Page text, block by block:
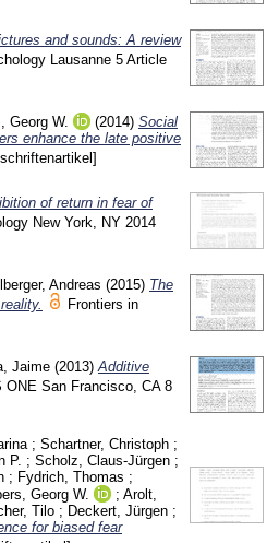
and sounds: A review
Lausanne 5 Article
Georg W. (2014) Social
enhance the late positive
of return in fear of
New York, NY 2014
Andreas (2015) The
Frontiers in
Jaime (2013) Additive
ONE San Francisco, CA 8
; Schartner, Christoph ;
P. ; Scholz, Claus-Jürgen ;
; Fydrich, Thomas ;
Georg W. ; Arolt,
Tilo ; Deckert, Jürgen ;
for biased fear